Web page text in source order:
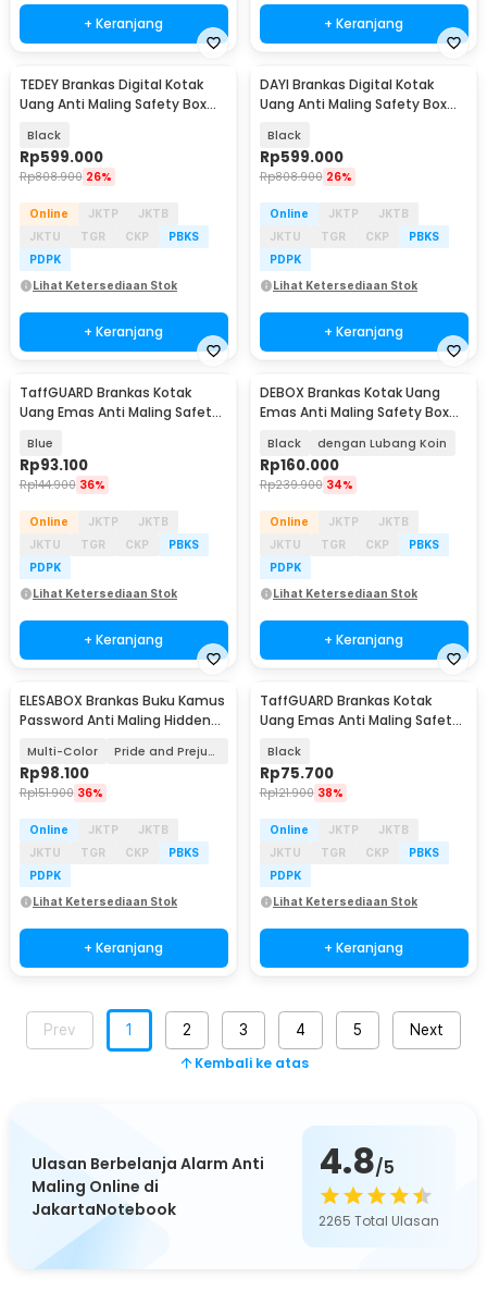
+ Keranjang + Keranjang
TEDEY Brankas Digital Kotak
Uang Anti Maling Safety Box
Black
Rp599.000
Rp808.900 26%
Online JKTP
JKTB
JKTU
TGR CKP
PBKS
PDPK
Lihat Ketersediaan Stok
+ Keranjang
DAYI Brankas Digital Kotak
Uang Anti Maling Safety Box
Black
Rp599.000
Rp808.900 26%
Online JKTP
JKTB
JKTU
TGR CKP
PBKS
PDPK
Lihat Ketersediaan Stok
+ Keranjang
TaffGUARD Brankas Kotak
Uang Emas Anti Maling Safety
Blue
Rp93.100
Rp144.900 36%
Online JKTP
JKTB
JKTU
TGR CKP
PBKS
PDPK
Lihat Ketersediaan Stok
+ Keranjang
DEBOX Brankas Kotak Uang
Emas Anti Maling Safety Box
Black dengan Lubang Koin
Rp160.000
Rp239.900 34%
Online JKTP
JKTB
JKTU
TGR CKP
PBKS
PDPK
Lihat Ketersediaan Stok
+ Keranjang
ELESABOX Brankas Buku Kamus
Password Anti Maling Hidden
Multi-Color Pride and Prejudice
Rp98.100
Rp151.900 36%
Online JKTP
JKTB
JKTU
TGR CKP
PBKS
PDPK
Lihat Ketersediaan Stok
+ Keranjang
TaffGUARD Brankas Kotak
Uang Emas Anti Maling Safety
Black
Rp75.700
Rp121.900 38%
Online JKTP
JKTB
JKTU
TGR CKP
PBKS
PDPK
Lihat Ketersediaan Stok
+ Keranjang
Prev 1 2 3 4 5 Next
Kembali ke atas
Ulasan Berbelanja Alarm Anti
Maling Online di
JakartaNotebook
4.8/5
2265 Total Ulasan